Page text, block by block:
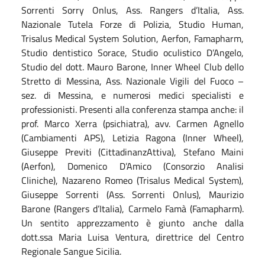
Sorrenti Sorry Onlus, Ass. Rangers d’Italia, Ass.
Nazionale Tutela Forze di Polizia, Studio Human,
Trisalus Medical System Solution, Aerfon, Famapharm,
Studio dentistico Sorace, Studio oculistico D’Angelo,
Studio del dott. Mauro Barone, Inner Wheel Club dello
Stretto di Messina, Ass. Nazionale Vigili del Fuoco –
sez. di Messina, e numerosi medici specialisti e
professionisti. Presenti alla conferenza stampa anche: il
prof. Marco Xerra (psichiatra), avv. Carmen Agnello
(Cambiamenti APS), Letizia Ragona (Inner Wheel),
Giuseppe Previti (CittadinanzAttiva), Stefano Maini
(Aerfon), Domenico D’Amico (Consorzio Analisi
Cliniche), Nazareno Romeo (Trisalus Medical System),
Giuseppe Sorrenti (Ass. Sorrenti Onlus), Maurizio
Barone (Rangers d’Italia), Carmelo Famà (Famapharm).
Un sentito apprezzamento è giunto anche dalla
dott.ssa Maria Luisa Ventura, direttrice del Centro
Regionale Sangue Sicilia.